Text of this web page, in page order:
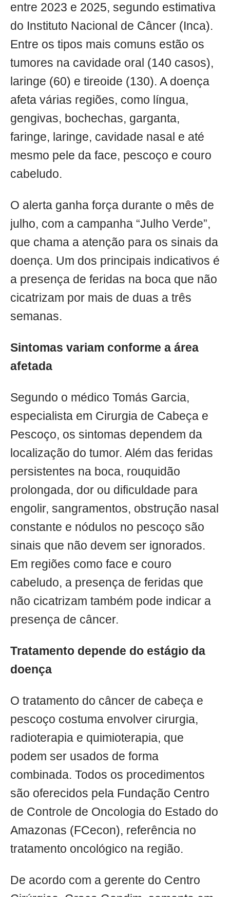
entre 2023 e 2025, segundo estimativa
do Instituto Nacional de Câncer (Inca).
Entre os tipos mais comuns estão os
tumores na cavidade oral (140 casos),
laringe (60) e tireoide (130). A doença
afeta várias regiões, como língua,
gengivas, bochechas, garganta,
faringe, laringe, cavidade nasal e até
mesmo pele da face, pescoço e couro
cabeludo.
O alerta ganha força durante o mês de
julho, com a campanha “Julho Verde”,
que chama a atenção para os sinais da
doença. Um dos principais indicativos é
a presença de feridas na boca que não
cicatrizam por mais de duas a três
semanas.
Sintomas variam conforme a área
afetada
Segundo o médico Tomás Garcia,
especialista em Cirurgia de Cabeça e
Pescoço, os sintomas dependem da
localização do tumor. Além das feridas
persistentes na boca, rouquidão
prolongada, dor ou dificuldade para
engolir, sangramentos, obstrução nasal
constante e nódulos no pescoço são
sinais que não devem ser ignorados.
Em regiões como face e couro
cabeludo, a presença de feridas que
não cicatrizam também pode indicar a
presença de câncer.
Tratamento depende do estágio da
doença
O tratamento do câncer de cabeça e
pescoço costuma envolver cirurgia,
radioterapia e quimioterapia, que
podem ser usados de forma
combinada. Todos os procedimentos
são oferecidos pela Fundação Centro
de Controle de Oncologia do Estado do
Amazonas (FCecon), referência no
tratamento oncológico na região.
De acordo com a gerente do Centro